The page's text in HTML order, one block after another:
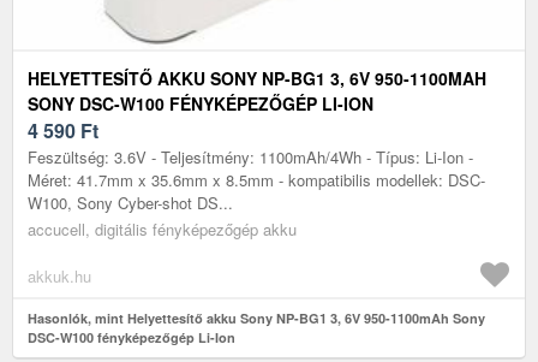
HELYETTESÍTŐ AKKU SONY NP-BG1 3, 6V 950-1100MAH
SONY DSC-W100 FÉNYKÉPEZŐGÉP LI-ION
4 590 Ft
Feszültség: 3.6V - Teljesítmény: 1100mAh/4Wh - Típus: Li-Ion -
Méret: 41.7mm x 35.6mm x 8.5mm - kompatibilis modellek: DSC-
W100, Sony Cyber-shot DS...
accucell, digitális fényképezőgép akku
akkuk.hu
Hasonlók, mint Helyettesítő akku Sony NP-BG1 3, 6V 950-1100mAh Sony
DSC-W100 fényképezőgép Li-Ion